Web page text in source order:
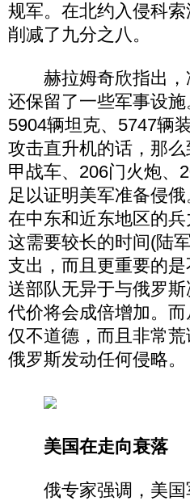
规军。在北约入侵科
削减了九分之八。
赫拉姆奇欣指出，
还保留了一些军事设
5904辆坦克、5747辆
攻击直升机的话，那
甲战车、206门火炮、
足以证明美军准备侵
在中东和近东地区的
这需要较长的时间(陆
支出，而且更重要的
送部队无异于与俄罗
代价将会成倍增加。
仅不道德，而且非常
俄罗斯发动任何侵略。
美国在走向衰落
俄专家强调，美国